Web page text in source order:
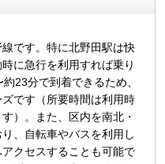
です。特に北野田駅は快
に急行を利用すれば乗り
23分で到着できるため、
です（所要時間は利用時
）。また、区内を南北・
、自転車やバスを利用し
クセスすることも可能で